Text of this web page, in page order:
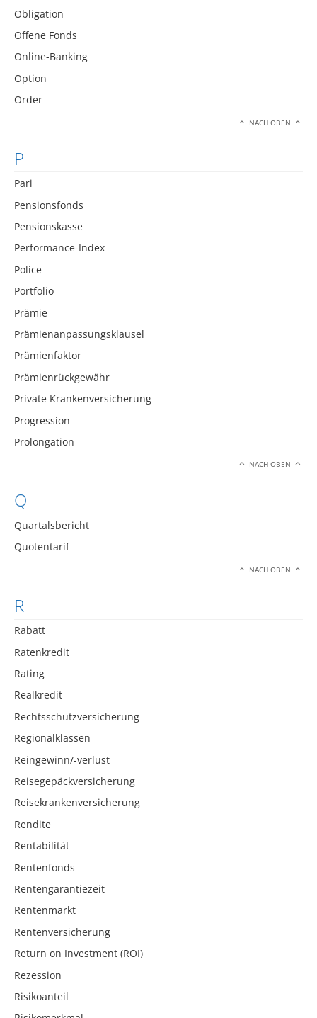
Obligation
Offene Fonds
Online-Banking
Option
Order
NACH OBEN
P
Pari
Pensionsfonds
Pensionskasse
Performance-Index
Police
Portfolio
Prämie
Prämienanpassungsklausel
Prämienfaktor
Prämienrückgewähr
Private Krankenversicherung
Progression
Prolongation
NACH OBEN
Q
Quartalsbericht
Quotentarif
NACH OBEN
R
Rabatt
Ratenkredit
Rating
Realkredit
Rechtsschutzversicherung
Regionalklassen
Reingewinn/-verlust
Reisegepäckversicherung
Reisekrankenversicherung
Rendite
Rentabilität
Rentenfonds
Rentengarantiezeit
Rentenmarkt
Rentenversicherung
Return on Investment (ROI)
Rezession
Risikoanteil